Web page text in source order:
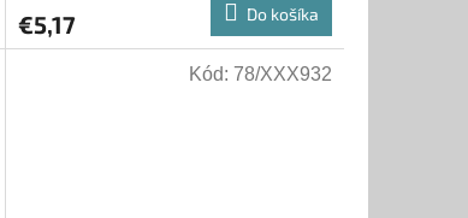
€5,17 Do košíka
Kód: 78/XXX932